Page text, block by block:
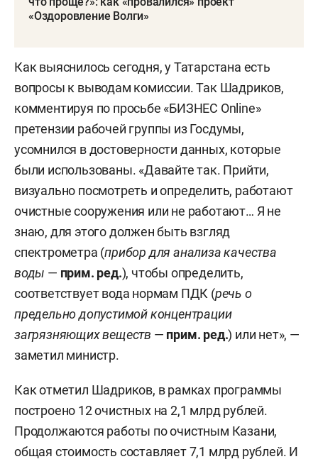
«Оздоровление Волги»
Как выяснилось сегодня, у Татарстана есть
вопросы к выводам комиссии. Так Шадриков,
комментируя по просьбе «БИЗНЕС Online»
претензии рабочей группы из Госдумы,
усомнился в достоверности данных, которые
были использованы. «Давайте так. Прийти,
визуально посмотреть и определить, работают
очистные сооружения или не работают… Я не
знаю, для этого должен быть взгляд
спектрометра (прибор для анализа качества
воды — прим. ред.), чтобы определить,
соответствует вода нормам ПДК (речь о
предельно допустимой концентрации
загрязняющих веществ — прим. ред.) или нет», —
заметил министр.
Как отметил Шадриков, в рамках программы
построено 12 очистных на 2,1 млрд рублей.
Продолжаются работы по очистным Казани,
общая стоимость составляет 7,1 млрд рублей. И